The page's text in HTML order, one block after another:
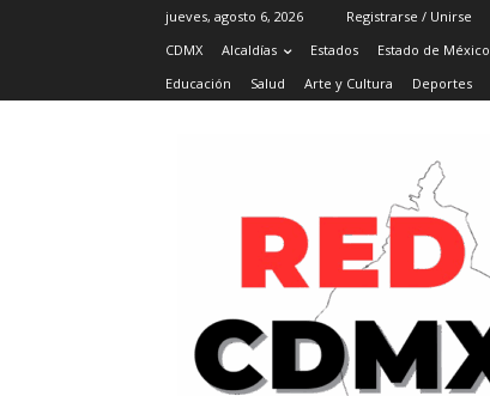
jueves, agosto 6, 2026
Registrarse / Unirse
CDMX
Alcaldías Estados Estado de México
Educación
Salud Arte y Cultura Deportes